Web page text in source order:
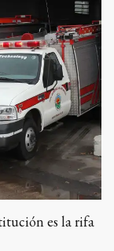
es la rifa